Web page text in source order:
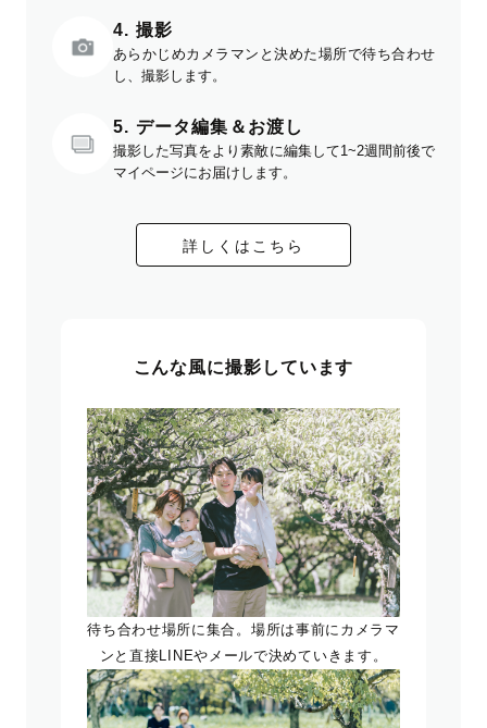
4. 撮影
あらかじめカメラマンと決めた場所で待ち合わせ
し、撮影します。
5. データ編集＆お渡し
撮影した写真をより素敵に編集して1~2週間前後で
マイページにお届けします。
詳しくはこちら
こんな風に撮影しています
待ち合わせ場所に集合。場所は事前にカメラマ
ンと直接LINEやメールで決めていきます。